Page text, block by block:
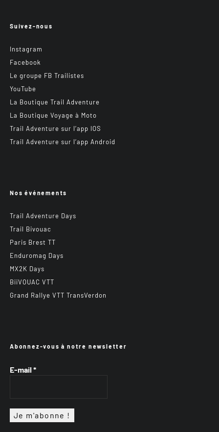
Suivez-nous
Instagram
Facebook
Le groupe FB Trailistes
YouTube
La Boutique Trail Adventure
La Boutique Voyage à Moto
Trail Adventure sur l’app IOS
Trail Adventure sur l’app Android
Nos événements
Trail Adventure Days
Trail Bivouac
Paris Brest TT
Enduromag Days
MX2K Days
BiiVOUAC VTT
Grand Rallye VTT TransVerdon
Abonnez-vous à notre newsletter
E-mail *